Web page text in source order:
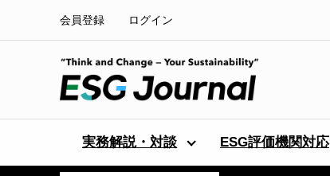
会員登録 ログイン
実務解説・対談 ESG評価機関対応